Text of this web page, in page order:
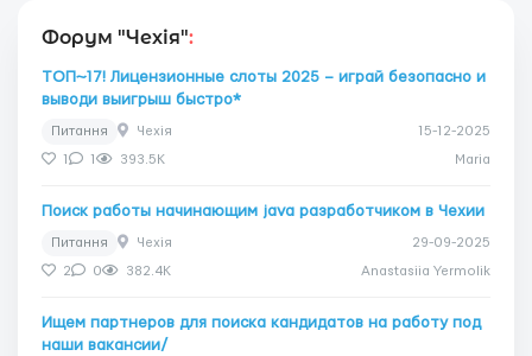
Форум "Чехія":
ТОП~17! Лицензионные слоты 2025 – играй безопасно и
выводи выигрыш быстро*
Питання Чехія 15-12-2025
1 1 393.5K Maria
Поиск работы начинающим java разработчиком в Чехии
Питання Чехія 29-09-2025
2 0 382.4K Anastasiia Yermolik
Ищем партнеров для поиска кандидатов на работу под
наши вакансии/